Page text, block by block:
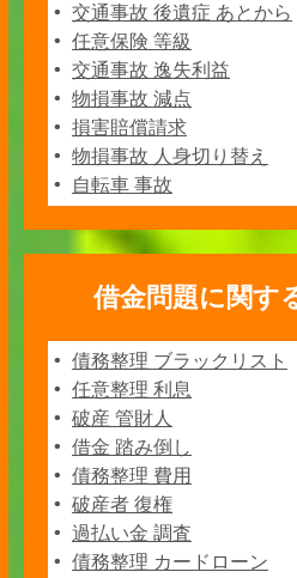
交通事故 後遺症 あとから
任意保険 等級
交通事故 逸失利益
物損事故 減点
損害賠償請求
物損事故 人身切り替え
自転車 事故
借金問題に関す
債務整理 ブラックリスト
任意整理 利息
破産 管財人
借金 踏み倒し
債務整理 費用
破産者 復権
過払い金 調査
債務整理 カードローン